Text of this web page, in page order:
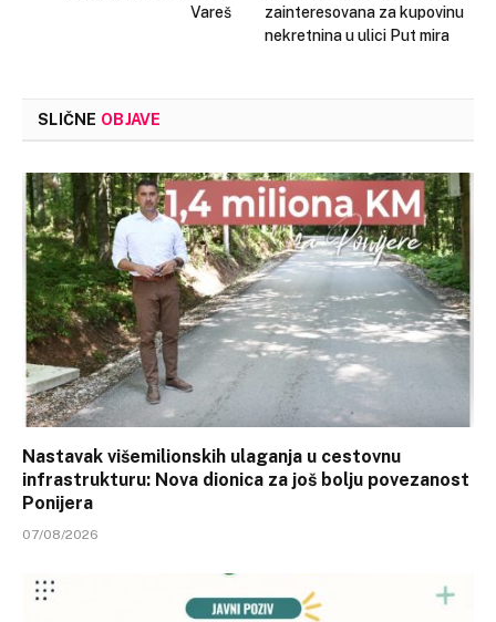
Vareš
zainteresovana za kupovinu
nekretnina u ulici Put mira
SLIČNE OBJAVE
Nastavak višemilionskih ulaganja u cestovnu
infrastrukturu: Nova dionica za još bolju povezanost
Ponijera
07/08/2026